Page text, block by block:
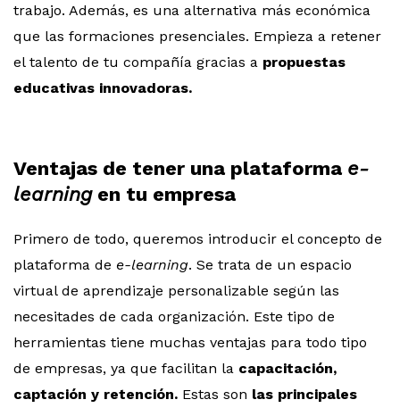
trabajo. Además, es una alternativa más económica
que las formaciones presenciales. Empieza a retener
el talento de tu compañía gracias a propuestas
educativas innovadoras.
Ventajas de tener una plataforma e-
learningen tu empresa
Primero de todo, queremos introducir el concepto de
plataforma de e-learning. Se trata de un espacio
virtual de aprendizaje personalizable según las
necesitades de cada organización. Este tipo de
herramientas tiene muchas ventajas para todo tipo
de empresas, ya que facilitan la capacitación,
captación y retención. Estas son las principales